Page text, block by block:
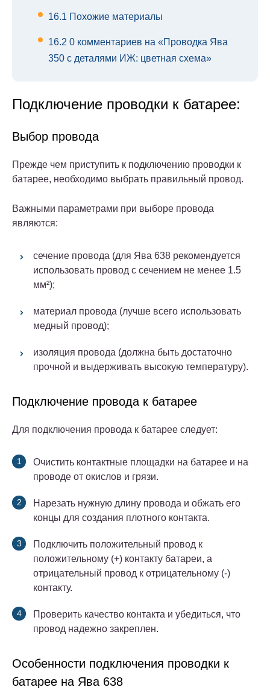
16.1 Похожие материалы
16.2 0 комментариев на «Проводка Ява
350 с деталями ИЖ: цветная схема»
Подключение проводки к батарее:
Выбор провода
Прежде чем приступить к подключению проводки к
батарее, необходимо выбрать правильный провод.
Важными параметрами при выборе провода
являются:
сечение провода (для Ява 638 рекомендуется
использовать провод с сечением не менее 1.5
мм²);
материал провода (лучше всего использовать
медный провод);
изоляция провода (должна быть достаточно
прочной и выдерживать высокую температуру).
Подключение провода к батарее
Для подключения провода к батарее следует:
Очистить контактные площадки на батарее и на
проводе от окислов и грязи.
Нарезать нужную длину провода и обжать его
концы для создания плотного контакта.
Подключить положительный провод к
положительному (+) контакту батареи, а
отрицательный провод к отрицательному (-)
контакту.
Проверить качество контакта и убедиться, что
провод надежно закреплен.
Особенности подключения проводки к
батарее на Ява 638